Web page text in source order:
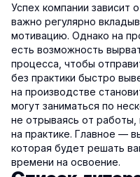
Успех компании зависит
важно регулярно
мотивацию. Однако на
есть возможность
процесса, чтобы
без практики быстро
на производстве
могут заниматься по
не отрываясь от работы,
на практике. Главное —
которая будет решать
времени на освоение.